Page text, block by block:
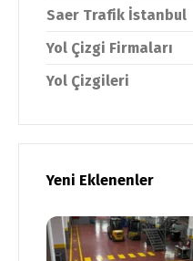
Saer Trafik İstanbul
Yol Çizgi Firmaları
Yol Çizgileri
Yeni Eklenenler